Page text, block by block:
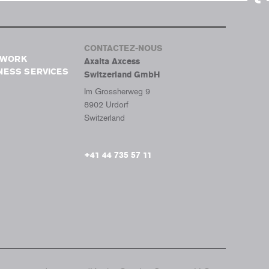
SERVICES
CONTACTEZ-NOUS
Axalta Axcess
Switzerland GmbH
Im Grossherweg 9
8902 Urdorf
Switzerland
+41 44 735 57 11